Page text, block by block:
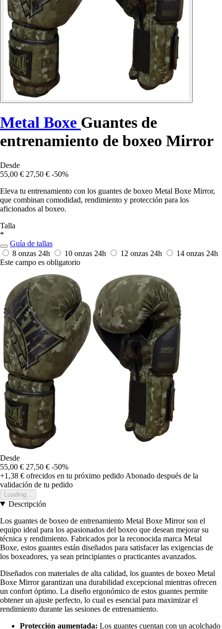
Metal Boxe Guantes de
entrenamiento de boxeo Mirror
Desde
55,00 € 27,50 € -50%
Eleva tu entrenamiento con los guantes de boxeo Metal Boxe Mirror,
que combinan comodidad, rendimiento y protección para los
aficionados al boxeo.
Talla
*
Guía de tallas
8 onzas 24h 10 onzas 24h 12 onzas 24h 14 onzas 24h
Este campo es obligatorio
Desde
55,00 € 27,50 € -50%
+1,38 € ofrecidos en tu próximo pedido Abonado después de la
validación de tu pedido
Loading...
Descripción
Los guantes de boxeo de entrenamiento Metal Boxe Mirror son el
equipo ideal para los apasionados del boxeo que desean mejorar su
técnica y rendimiento. Fabricados por la reconocida marca Metal
Boxe, estos guantes están diseñados para satisfacer las exigencias de
los boxeadores, ya sean principiantes o practicantes avanzados.
Diseñados con materiales de alta calidad, los guantes de boxeo Metal
Boxe Mirror garantizan una durabilidad excepcional mientras ofrecen
un confort óptimo. La diseño ergonómico de estos guantes permite
obtener un ajuste perfecto, lo cual es esencial para maximizar el
rendimiento durante las sesiones de entrenamiento.
Protección aumentada: Los guantes cuentan con un acolchado